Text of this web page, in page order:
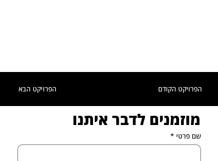
הפרויקט הבא הפרויקט הקודם
מוזמנים לדבר איתנו
שם פרטי *